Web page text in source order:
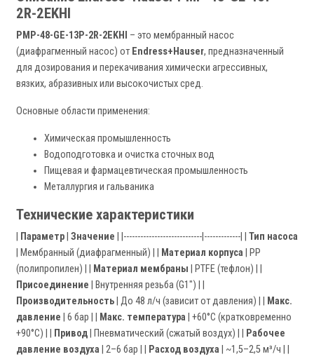
2R-2EKHI
PMP-48-GE-13P-2R-2EKHI
– это мембранный насос
(диафрагменный насос) от Endress+Hauser, предназначенный
для дозирования и перекачивания химически агрессивных,
вязких, абразивных или высокочистых сред.
Основные области применения:
Химическая промышленность
Водоподготовка и очистка сточных вод
Пищевая и фармацевтическая промышленность
Металлургия и гальваника
Технические характеристики
Параметр Значение | |----------------------------|-------------| | Тип насоса
| Мембранный (диафрагменный) | |
Материал корпуса | PP
(полипропилен) | |
Материал мембраны | PTFE (тефлон) | |
Присоединение | Внутренняя резьба (G1") | |
Производительность | До 48 л/ч (зависит от давления) | |
Макс.
давление | 6 бар | | Макс. температура | +60°C (кратковременно
+90°C) | |
Привод | Пневматический (сжатый воздух) | |
Рабочее
давление воздуха | 2–6 бар | | Расход воздуха | ~1,5–2,5 м³/ч | |